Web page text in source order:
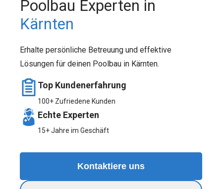
Poolbau Experten in
Kärnten
Erhalte persönliche Betreuung und effektive
Lösungen für deinen Poolbau in Kärnten.
Top Kundenerfahrung
100+ Zufriedene Kunden
Echte Experten
15+ Jahre im Geschäft
Kontaktiere uns